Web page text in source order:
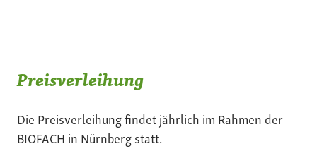
Preisverleihung
Die Preisverleihung findet jährlich im Rahmen der
BIOFACH in Nürnberg statt.